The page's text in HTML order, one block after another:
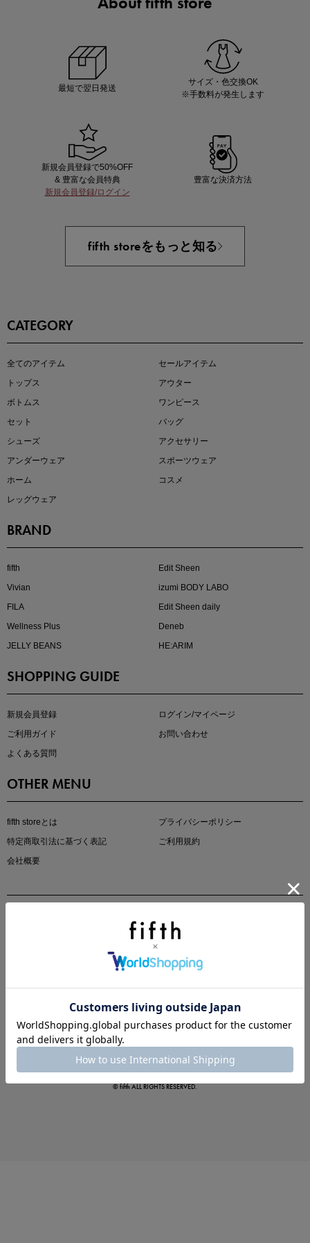
即戦力アイテム続々対象
大人の着映えアイテム5選
マストバイアイテム
この夏の主役確定！
最短で翌日発送
サイズ・色交換OK
※手数料が発生します
新規会員登録で50%OFF
& 豊富な会員特典
新規会員登録/ログイン
豊富な決済方法
fifth storeをもっと知る
CATEGORY
全てのアイテム
セールアイテム
トップス
アウター
ボトムス
ワンピース
セット
バッグ
シューズ
アクセサリー
アンダーウェア
スポーツウェア
ホーム
コスメ
レッグウェア
BRAND
fifth
Edit Sheen
Vivian
izumi BODY LABO
FILA
Edit Sheen daily
Wellness Plus
Deneb
JELLY BEANS
HE:ARIM
SHOPPING GUIDE
新規会員登録
ログイン/マイページ
ご利用ガイド
お問い合わせ
よくある質問
OTHER MENU
fifth storeとは
プライバシーポリシー
特定商取引法に基づく表記
ご利用規約
会社概要
© fifth ALL RIGHTS RESERVED.